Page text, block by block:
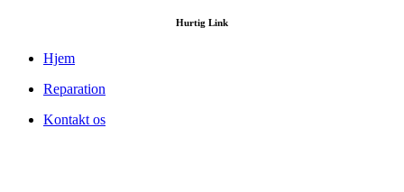
Hurtig Link
Hjem
Reparation
Kontakt os